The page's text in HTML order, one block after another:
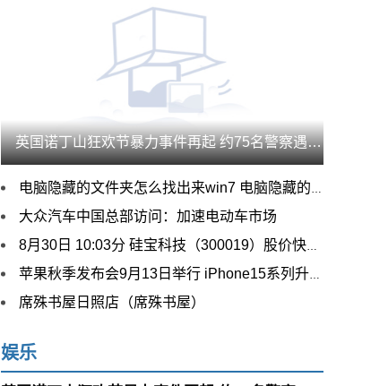
英国诺丁山狂欢节暴力事件再起 约75名警察遇袭 现场垃圾遍地
电脑隐藏的文件夹怎么找出来win7 电脑隐藏的文件夹怎么找出来
大众汽车中国总部访问：加速电动车市场
8月30日 10:03分 硅宝科技（300019）股价快速拉升
苹果秋季发布会9月13日举行 iPhone15系列升级幅度引关注
席殊书屋日照店（席殊书屋）
娱乐